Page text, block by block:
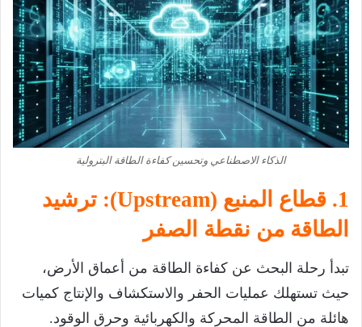
الذكاء الاصطناعي وتحسين كفاءة الطاقة البترولية
1. قطاع المنبع (Upstream): ترشيد
الطاقة من نقطة الصفر
تبدأ رحلة البحث عن كفاءة الطاقة من أعماق الأرض،
حيث تستهلك عمليات الحفر والاستكشاف والإنتاج كميات
هائلة من الطاقة المحركة والكهربائية وحرق الوقود.